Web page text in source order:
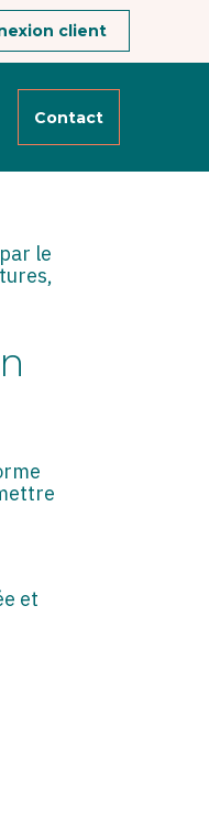
client
Contact
le
et